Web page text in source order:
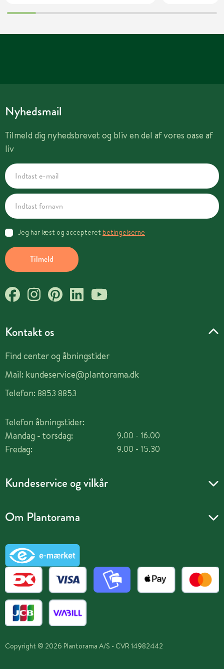
Kontakt os
Find center og åbningstider
Mail: kundeservice@plantorama.dk
Telefon: 8853 8853
Telefon åbningstider:
Mandag - torsdag:
Fredag:
9.00 - 16.00
9.00 - 15.30
Kundeservice og vilkår
Om Plantorama
Nyhedsmail
Tilmeld dig nyhedsbrevet og bliv en del af vores oase af
liv
Tilmeld
Jeg har læst og accepteret betingelserne
Copyright © 2026 Plantorama A/S - CVR 14982442